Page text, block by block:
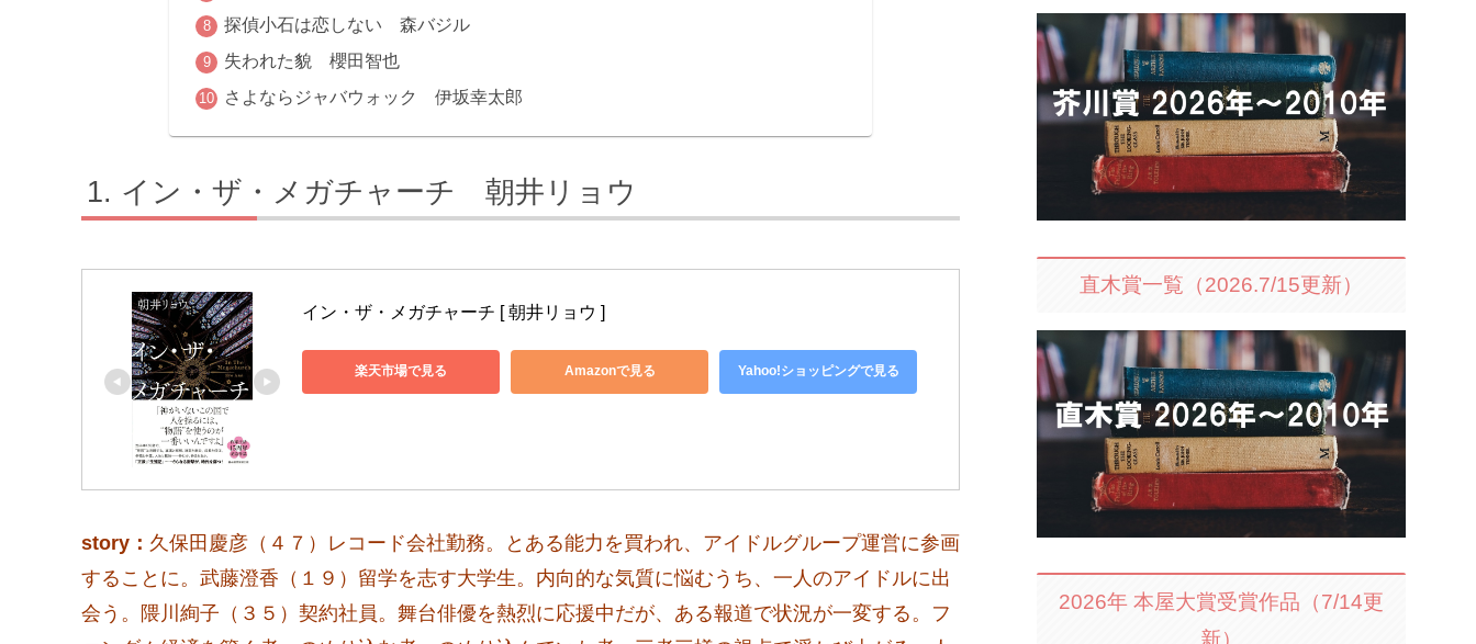
探偵小石は恋しない 森バジル
失われた貌 櫻田智也
さよならジャバウォック 伊坂幸太郎
イン・ザ・メガチャーチ 朝井リョウ
イン・ザ・メガチャーチ [ 朝井リョウ ]
楽天市場で見る Amazonで見る Yahoo!ショッピングで見る
story： 久保田慶彦（４７）レコード会社勤務。とある能力を買われ、アイドルグループ運営に参画
することに。武藤澄香（１９）留学を志す大学生。内向的な気質に悩むうち、一人のアイドルに出
会う。隈川絢子（３５）契約社員。舞台俳優を熱烈に応援中だが、ある報道で状況が一変する。フ
直木賞一覧（2026.7/15更新）
2026年 本屋大賞受賞作品（7/14更
新）